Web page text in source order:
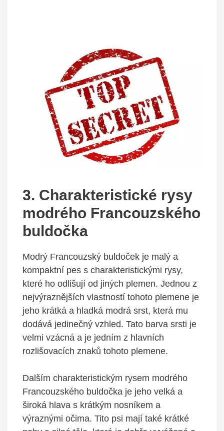
3. Charakteristické rysy
modrého Francouzského
buldočka
Modrý Francouzský buldoček je malý a
kompaktní pes s charakteristickými rysy,
které ho odlišují od jiných plemen. Jednou z
nejvýraznějších vlastností tohoto plemene je
jeho krátká a hladká modrá srst, která mu
dodává jedinečný vzhled. Tato barva srsti je
velmi vzácná a je jedním z hlavních
rozlišovacích znaků tohoto plemene.
Dalším charakteristickým rysem modrého
Francouzského buldočka je jeho velká a
široká hlava s krátkým nosníkem a
výraznými očima. Tito psi mají také krátké